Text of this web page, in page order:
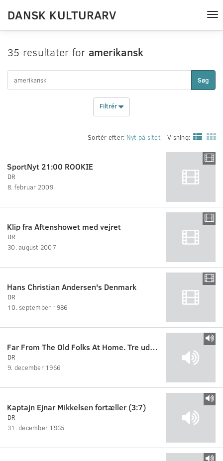
DANSK KULTURARV
35 resultater for amerikansk
Søg
Filtrér
Sortér efter: Nyt på sitet Visning:
SportNyt 21:00 ROOKIE
DR
8. februar 2009
Klip fra Aftenshowet med vejret
DR
30. august 2007
Hans Christian Andersen's Denmark
DR
10. september 1986
Far From The Old Folks At Home. Tre udsendelser om amerikansk beat-ungdom, 1/3: Hvordan det hele startede
DR
9. december 1966
Kaptajn Ejnar Mikkelsen fortæller (3:7)
DR
31. december 1965